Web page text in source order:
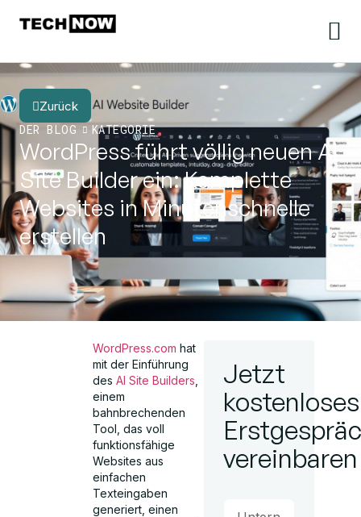
Zurück
DER BLOG
KATEGORIE
WordPress führt völlig neuen AI
Site Builder ein: Komplette
Websites in Minutenschnelle
erstellen
WordPress.com hat
mit der Einführung
des AI Site Builders
einem
bahnbrechenden
Tool, das voll
funktionsfähige
Websites aus
einfachen
Texteingaben
generiert, einen
Jetzt
kostenloses
vereinbaren